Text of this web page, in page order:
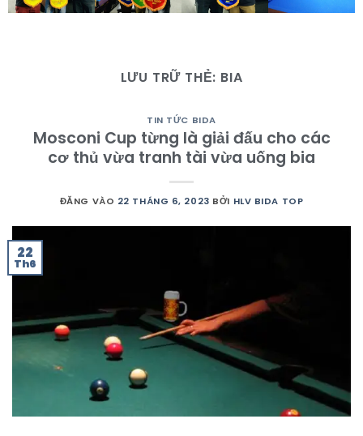
LƯU TRỮ THẺ: BIA
TIN TỨC BIDA
Mosconi Cup từng là giải đấu cho các
cơ thủ vừa tranh tài vừa uống bia
ĐĂNG VÀO 22 THÁNG 6, 2023 BỞI HLV BIDA TOP
22
Th6